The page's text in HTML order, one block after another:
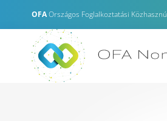
OFAOrszágos Foglalkoztatási